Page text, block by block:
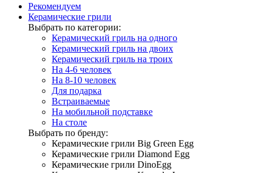
Рекомендуем
Керамические грили
Выбрать по категории:
Керамический гриль на одного
Керамический гриль на двоих
Керамический гриль на троих
На 4-6 человек
На 8-10 человек
Для подарка
Встраиваемые
На мобильной подставке
На столе
Выбрать по бренду:
Керамические грили Big Green Egg
Керамические грили Diamond Egg
Керамические грили DinoEgg